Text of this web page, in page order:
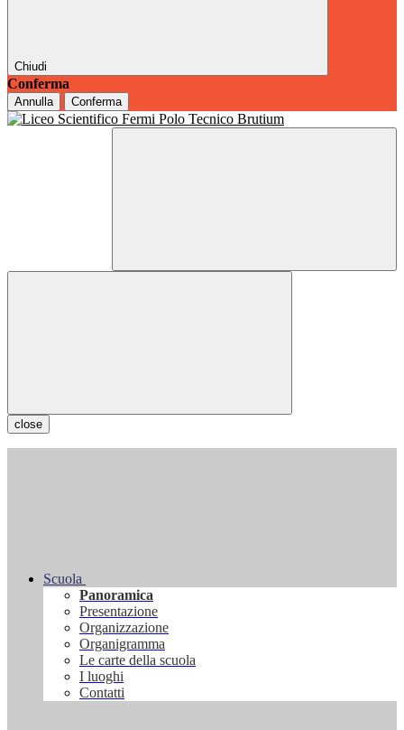
Chiudi
Conferma
Annulla Conferma
close
Scuola
Panoramica
Presentazione
Organizzazione
Organigramma
Le carte della scuola
I luoghi
Contatti